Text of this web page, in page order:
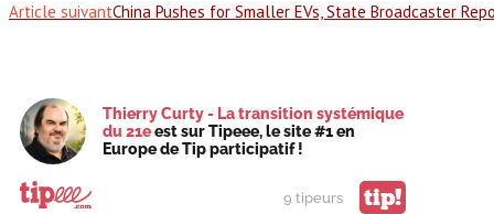
Article suivantChina Pushes for Smaller EVs, State Broadcaster
Thierry Curty - La transition systémique
du 21eest sur Tipeee, le site #1 en
Europe de Tip participatif !
9 tipeurs tip!